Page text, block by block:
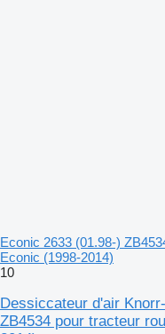
Econic 2633 (01.98-)
Econic (1998-2014)
10
Dessiccateur d'air
ZB4534 pour tracteur